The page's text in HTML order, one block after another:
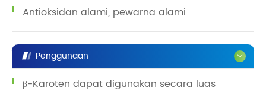
Antioksidan alami, pewarna alami
Penggunaan
β-Karoten dapat digunakan secara luas